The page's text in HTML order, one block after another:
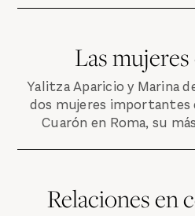
Las
Yalitza Aparicio y Marina
dos mujeres importantes
Cuarón en Roma, su
Relaciones en